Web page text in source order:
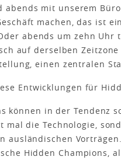
mit unserem
machen, das ist
abends um zehn Uhr
auf derselben
einen zentralen
Entwicklungen für
können in der Tendenz
die Technologie,
ausländischen
Hidden Champions,